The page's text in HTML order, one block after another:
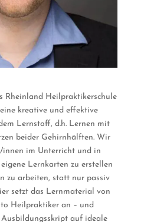
Rheinland Heilpraktikerschule
kreative und effektive
Lernstoff, d.h. Lernen mit
beider Gehirnhälften. Wir
innen im Unterricht und in
Lernkarten zu erstellen
zu arbeiten, statt nur passiv
setzt das Lernmaterial von
to Heilpraktiker an – und
Ausbildungsskript auf ideale